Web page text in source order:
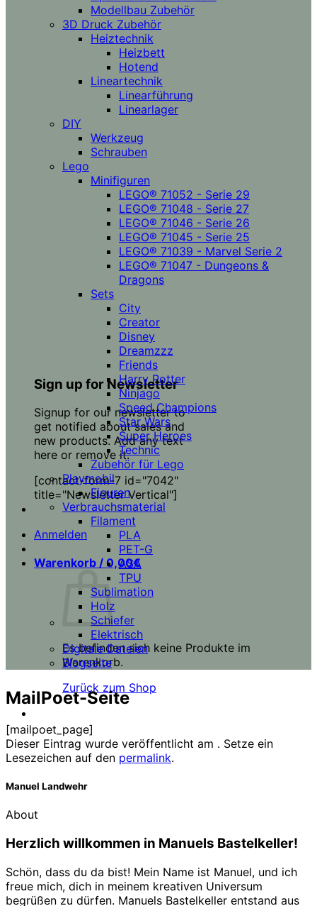
Sign up for Newsletter
Signup for our newsletter to
get notified about sales and
new products. Add any text
here or remove it.
[contact-form-7 id="7042"
title="Newsletter Vertical"]
Anmelden
Warenkorb / 0,00€
Es befinden sich keine Produkte im
Warenkorb.
Zurück zum Shop
Modellbau Zubehör
3D Druck Zubehör
Heiztechnik
Heizbett
Hotend
Lineartechnik
Linearführung
Linearlager
DIY
Werkzeug
Schrauben
Lego
Minifiguren
LEGO® 71052 - Serie 29
LEGO® 71048 - Serie 27
LEGO® 71046 - Serie 26
LEGO® 71045 - Serie 25
LEGO® 71039 - Marvel Serie 2
LEGO® 71047 - Dungeons &
Dragons
Sets
City
Creator
Disney
Dreamzzz
Friends
Harry Potter
Ninjago
Speed Champions
Star Wars
Super Heroes
Technic
Zubehör für Lego
Playmobil
Figuren
Verbrauchsmaterial
Filament
PLA
PET-G
ASA
TPU
Sublimation
Holz
Schiefer
Elektrisch
Digitale Dateien
Blogseite
MailPoet-Seite
[mailpoet_page]
Dieser Eintrag wurde veröffentlicht am . Setze ein
Lesezeichen auf den permalink.
Manuel Landwehr
About
Herzlich willkommen in Manuels Bastelkeller!
Schön, dass du da bist! Mein Name ist Manuel, und ich
freue mich, dich in meinem kreativen Universum
begrüßen zu dürfen. Manuels Bastelkeller entstand aus